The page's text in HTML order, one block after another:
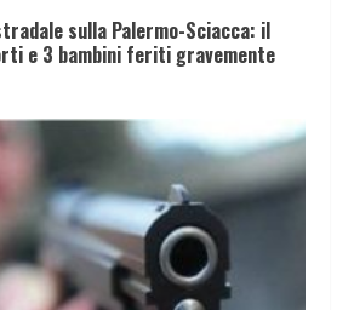
sulla Palermo-Sciacca: il
e 3 bambini feriti gravemente